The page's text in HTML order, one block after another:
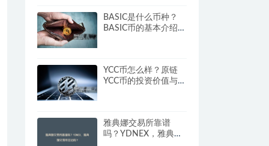
BASIC是什么币种？
BASIC币的基本介绍与
YCC币怎么样？原链
YCC币的投资价值与未
雅典娜交易所靠谱
吗？YDNEX，雅典娜